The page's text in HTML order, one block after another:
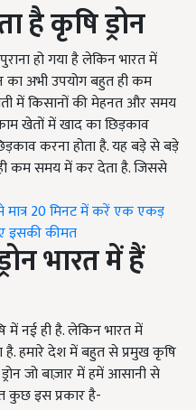
है कृषि ड्रोन
हो गया है लेकिन भारत में
का अभी उपयोग बहुत ही कम
में किसानों की मेहनत और समय
खेतों में खाद का छिड़काव
करना होता है. यह बड़े से बड़े
कम समय में कर देता है. जिससे
20 मिनट में करें एक एकड़
इसकी कीमत
भारत में हैं
नई ही है. लेकिन भारत में
है. हमारे देश में बहुत से प्रमुख कृषि
जो बाज़ार में हमें आसानी से
कुछ इस प्रकार है-